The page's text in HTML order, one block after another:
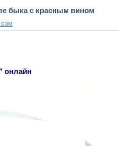
быка с красным вином
онлайн